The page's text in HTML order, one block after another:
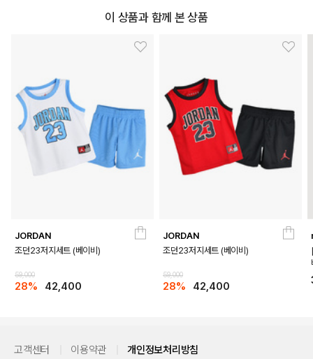
이 상품과 함께 본 상품
JORDAN
조던23저지세트 (베이비)
59,000
28% 42,400
JORDAN
조던23저지세트 (베이비)
59,000
28% 42,400
고객센터 이용약관 개인정보처리방침